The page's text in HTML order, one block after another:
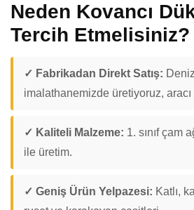
Neden Kovancı
Tercih Etmelisiniz?
✓ Fabrikadan Direkt Satış:
imalathanemizde üretiyoruz, aracı
✓ Kaliteli Malzeme: 1. sınıf çam
ile üretim.
✓ Geniş Ürün Yelpazesi: Katlı,